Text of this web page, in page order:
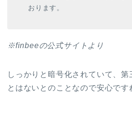
おります。
※finbeeの公式サイトより
しっかりと暗号化されていて、第
とはないとのことなので安心です